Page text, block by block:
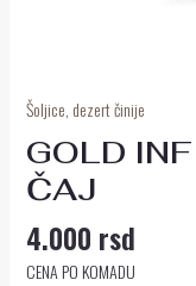
Šoljice, dezert činije
GOLD
ČAJ
4.000 rsd
CENA PO KOMADU